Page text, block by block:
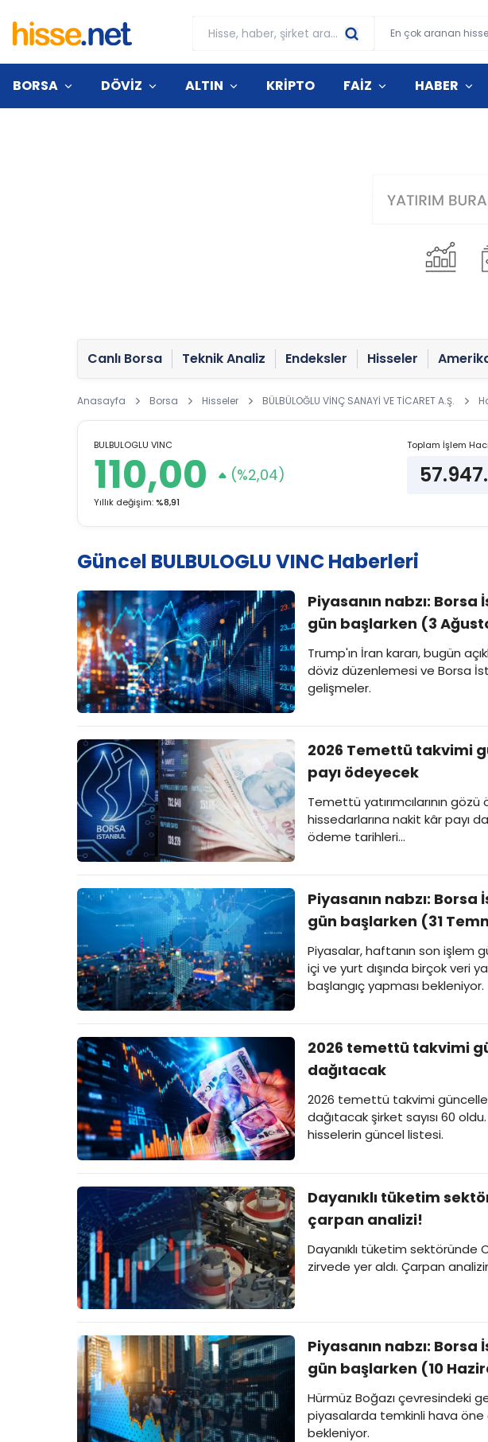
En çok aranan
BORSA DÖVİZ ALTIN KRİPTO FAİZ HABER
Canlı Borsa Teknik Analiz Endeksler Hisseler
Anasayfa Borsa Hisseler BÜLBÜLOĞLU VİNÇ SANAYİ VE TİCARET A.Ş.
BULBULOGLU VINC
110,00 (%2,04)
Yıllık değişim:%8,91
Toplam İşlem
Güncel BULBULOGLU VINC Haberleri
Piyasanın nabzı:
gün başlarken (3
Trump'ın İran kararı, bugün
döviz düzenlemesi ve Borsa
gelişmeler.
2026 Temettü takvimi
payı ödeyecek
Temettü yatırımcılarının
hissedarlarına nakit kâr payı
ödeme tarihleri...
Piyasanın nabzı:
gün başlarken (31
Piyasalar, haftanın son işlem
içi ve yurt dışında birçok veri
başlangıç yapması bekleniyor.
2026 temettü takvimi
dağıtacak
2026 temettü takvimi
dağıtacak şirket sayısı 60
hisselerin güncel listesi.
Dayanıklı tüketim
çarpan analizi!
Dayanıklı tüketim sektöründe
zirvede yer aldı. Çarpan
Piyasanın nabzı:
gün başlarken (10
Hürmüz Boğazı çevresindeki
piyasalarda temkinli hava öne
bekleniyor.